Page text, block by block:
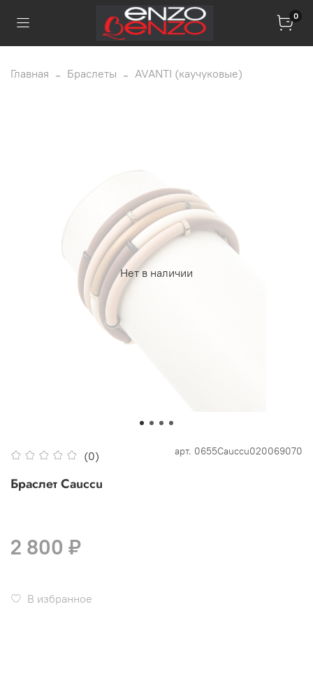
0
Главная Браслеты AVANTI (каучуковые)
Нет в наличии
(0) арт. 0655Cauccu020069070
Браслет Cauccu
2 800 ₽
В избранное